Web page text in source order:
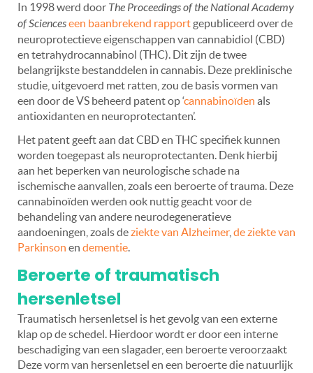
In 1998 werd door The Proceedings of the National Academy
of Scienceseen baanbrekend rapport gepubliceerd over de
neuroprotectieve eigenschappen van cannabidiol (CBD)
en tetrahydrocannabinol (THC). Dit zijn de twee
belangrijkste bestanddelen in cannabis. Deze preklinische
studie, uitgevoerd met ratten, zou de basis vormen van
een door de VS beheerd patent op ‘cannabinoïden als
antioxidanten en neuroprotectanten’.
Het patent geeft aan dat CBD en THC specifiek kunnen
worden toegepast als neuroprotectanten. Denk hierbij
aan het beperken van neurologische schade na
ischemische aanvallen, zoals een beroerte of trauma. Deze
cannabinoïden werden ook nuttig geacht voor de
behandeling van andere neurodegeneratieve
aandoeningen, zoals deziekte van Alzheimer, de ziekte van
Parkinson en dementie.
Beroerte of traumatisch
hersenletsel
Traumatisch hersenletsel is het gevolg van een externe
klap op de schedel. Hierdoor wordt er door een interne
beschadiging van een slagader, een beroerte veroorzaakt
Deze vorm van hersenletsel en een beroerte die natuurlijk